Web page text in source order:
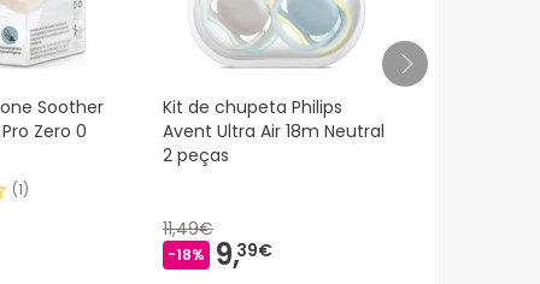
Soother
Zero 0
(1)
Kit de chupeta Philips
Avent Ultra Air 18m Neutral
2 peças
11,49€
-18% 9,39€